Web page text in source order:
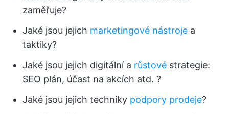
zaměřuje?
Jaké jsou jejich marketingové nástroje a
taktiky?
Jaké jsou jejich digitální a růstové strategie:
SEO plán, účast na akcích atd. ?
Jaké jsou jejich techniky podpory prodeje?